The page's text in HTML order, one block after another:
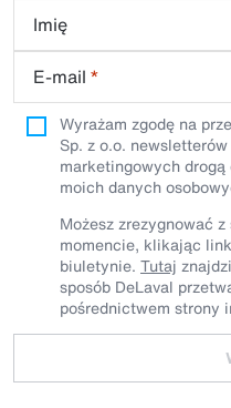
Imię
E-mail *
Wyrażam zgodę na
Sp. z o.o.
marketingowych
moich danych
Możesz zrezygnować
momencie, klikając
biuletynie. Tutaj
sposób DeLaval
pośrednictwem strony